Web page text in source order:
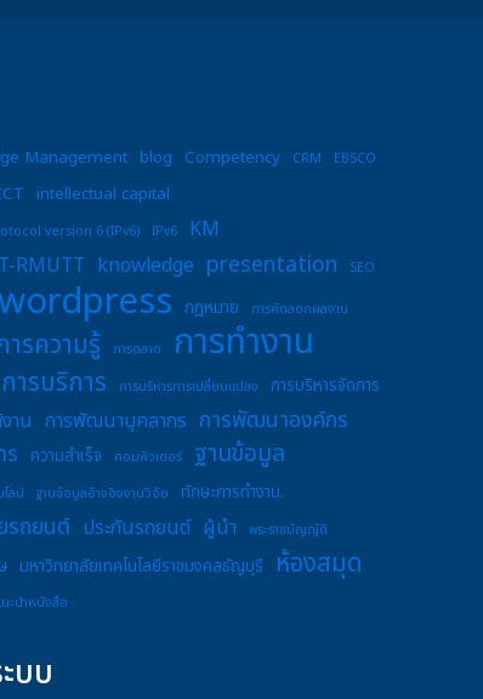
Management blog Competency CRM
EBSCO
intellectual capital
version 6 (IPv6) IPv6
KM
RMUTT knowledge presentation SEO
กฎหมาย การคัดลอกผลงาน
ารความรู้ การตลาด การทำงาน
การบริการ การบริหารการเปลี่ยนแปลง การบริหารจัดการ
าน การพัฒนาบุคลากร การพัฒนาองค์กร
ร ความสำเร็จ คอมพิวเตอร์ ฐานข้อมูล
ลน์ ฐานข้อมูลอ้างอิงงานวิจัย ทักษะการทำงาน.
รถยนต์ ประกันรถยนต์ ผู้นำ พระราชบัญญัติ
มหาวิทยาลัยเทคโนโลยีราชมงคลธัญบุรี ห้องสมุด
ะนำหนังสือ
บบ